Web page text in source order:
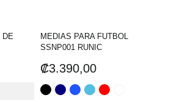
DE
MEDIAS PARA FUTBOL
SSNP001 RUNIC
Precio
₡3.390,00
NEGRO
AZULAZULTURQUESA
ROJO